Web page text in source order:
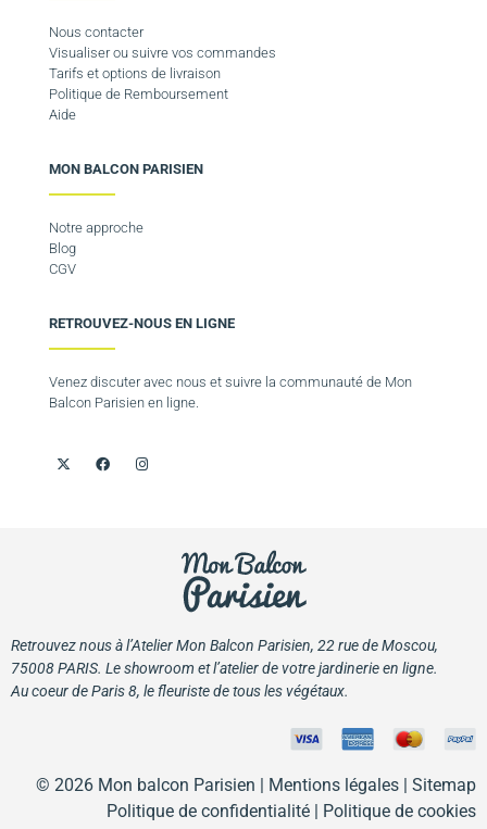
Nous contacter
Visualiser ou suivre vos commandes
Tarifs et options de livraison
Politique de Remboursement
Aide
MON BALCON PARISIEN
Notre approche
Blog
CGV
RETROUVEZ-NOUS EN LIGNE
Venez discuter avec nous et suivre la communauté de Mon
Balcon Parisien en ligne.
Retrouvez nous à l’Atelier Mon Balcon Parisien, 22 rue de Moscou,
75008 PARIS. Le showroom et l’atelier de votre jardinerie en ligne.
Au coeur de Paris 8, le fleuriste de tous les végétaux.
© 2026 Mon balcon Parisien | Mentions légales | Sitemap
Politique de confidentialité | Politique de cookies